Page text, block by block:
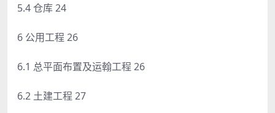
5.4 仓库 24
6 公用工程 26
6.1 总平面布置及运翰工程 26
6.2 土建工程 27